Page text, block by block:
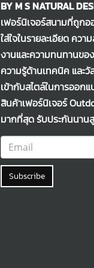
BY M S NATURAL
เฟอร์นิเจอร์สนามที่ถูก
ใส่ใจในรายละเอียด ควา
งานและความทนทานข
ความรู้ด้านเทคนิค และ
เข้ากับสไตล์ในการออก
สินค้าเฟอร์นิเจอร์
มากที่สุด รับประกันนาน
Subscribe